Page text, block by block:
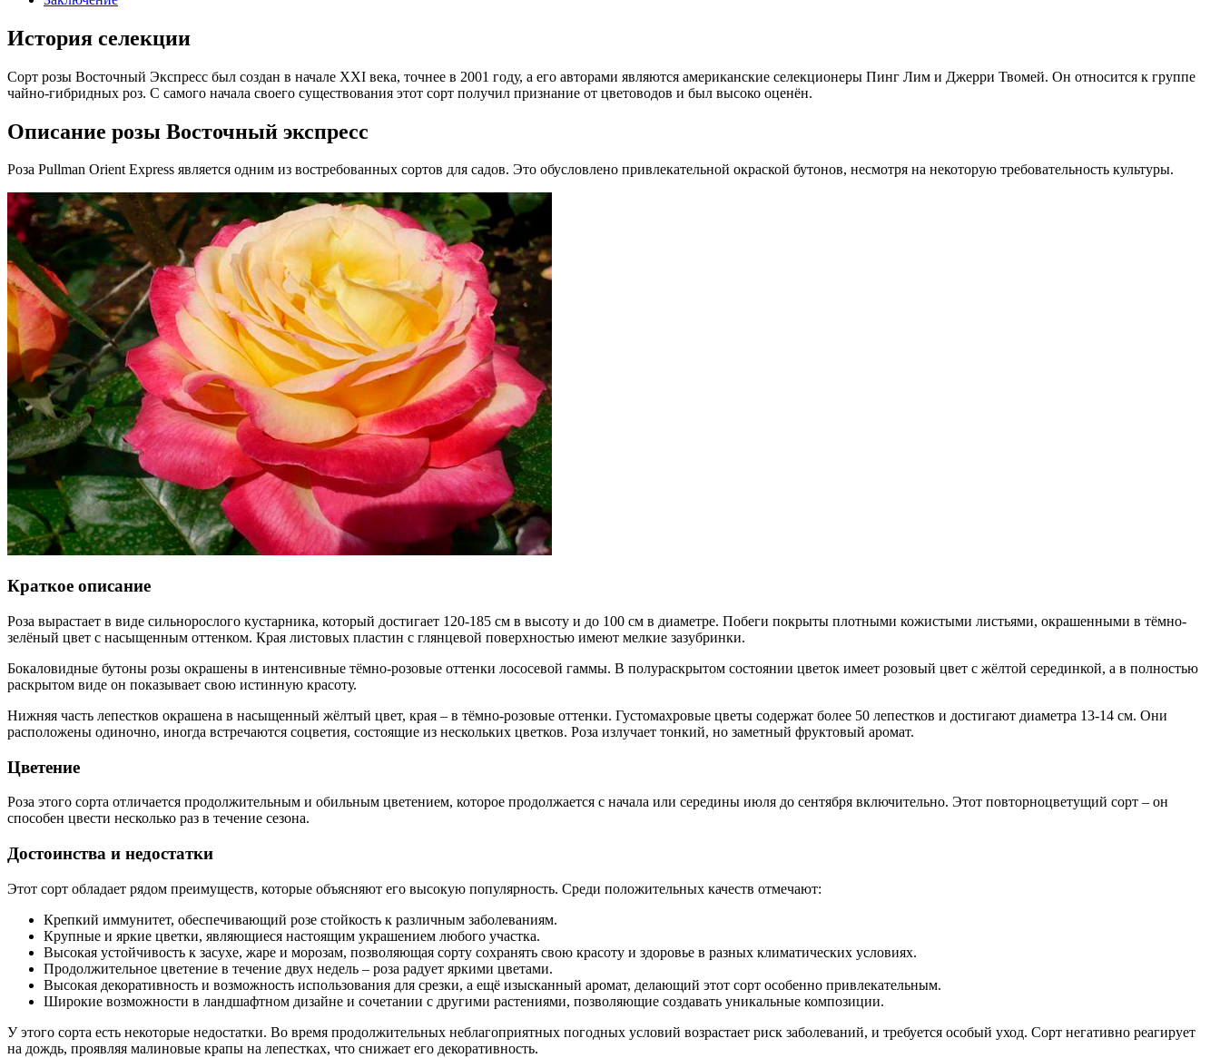
История селекции
Сорт розы Восточный Экспресс был создан в начале XXI века, точнее в 2001 году, а его авторами являются американские селекционеры Пинг Лим и Джерри Твомей. Он относится к группе
чайно-гибридных роз. С самого начала своего существования этот сорт получил признание от цветоводов и был высоко оценён.
Описание розы Восточный экспресс
Роза Pullman Orient Express является одним из востребованных сортов для садов. Это обусловлено привлекательной окраской бутонов, несмотря на некоторую требовательность культуры.
Краткое описание
Роза вырастает в виде сильнорослого кустарника, который достигает 120-185 см в высоту и до 100 см в диаметре. Побеги покрыты плотными кожистыми листьями, окрашенными в тёмно-
зелёный цвет с насыщенным оттенком. Края листовых пластин с глянцевой поверхностью имеют мелкие зазубринки.
Бокаловидные бутоны розы окрашены в интенсивные тёмно-розовые оттенки лососевой гаммы. В полураскрытом состоянии цветок имеет розовый цвет с жёлтой серединкой, а в полностью
раскрытом виде он показывает свою истинную красоту.
Нижняя часть лепестков окрашена в насыщенный жёлтый цвет, края – в тёмно-розовые оттенки. Густомахровые цветы содержат более 50 лепестков и достигают диаметра 13-14 см. Они
расположены одиночно, иногда встречаются соцветия, состоящие из нескольких цветков. Роза излучает тонкий, но заметный фруктовый аромат.
Цветение
Роза этого сорта отличается продолжительным и обильным цветением, которое продолжается с начала или середины июля до сентября включительно. Этот повторноцветущий сорт – он
способен цвести несколько раз в течение сезона.
Достоинства и недостатки
Этот сорт обладает рядом преимуществ, которые объясняют его высокую популярность. Среди положительных качеств отмечают:
Крепкий иммунитет, обеспечивающий розе стойкость к различным заболеваниям.
Крупные и яркие цветки, являющиеся настоящим украшением любого участка.
Высокая устойчивость к засухе, жаре и морозам, позволяющая сорту сохранять свою красоту и здоровье в разных климатических условиях.
Продолжительное цветение в течение двух недель – роза радует яркими цветами.
Высокая декоративность и возможность использования для срезки, а ещё изысканный аромат, делающий этот сорт особенно привлекательным.
Широкие возможности в ландшафтном дизайне и сочетании с другими растениями, позволяющие создавать уникальные композиции.
У этого сорта есть некоторые недостатки. Во время продолжительных неблагоприятных погодных условий возрастает риск заболеваний, и требуется особый уход. Сорт негативно реагирует
на дождь, проявляя малиновые крапы на лепестках, что снижает его декоративность.